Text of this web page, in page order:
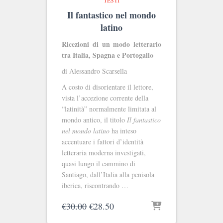
Il fantastico nel mondo
latino
Ricezioni di un modo letterario
tra Italia, Spagna e Portogallo
di Alessandro Scarsella
A costo di disorientare il lettore,
vista l’accezione corrente della
“latinità” normalmente limitata al
mondo antico, il titolo Il fantastico
nel mondo latino ha inteso
accentuare i fattori d’identità
letteraria moderna investigati,
quasi lungo il cammino di
Santiago, dall’Italia alla penisola
iberica, riscontrando …
€30.00 Il
€28.50Il